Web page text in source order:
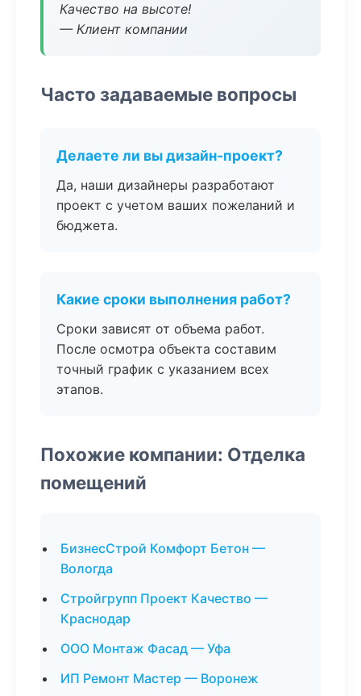
Качество на высоте!
— Клиент компании
Часто задаваемые вопросы
Делаете ли вы дизайн-проект?
Да, наши дизайнеры разработают
проект с учетом ваших пожеланий и
бюджета.
Какие сроки выполнения работ?
Сроки зависят от объема работ.
После осмотра объекта составим
точный график с указанием всех
этапов.
Похожие компании: Отделка
помещений
БизнесСтрой Комфорт Бетон —
Вологда
Стройгрупп Проект Качество —
Краснодар
ООО Монтаж Фасад — Уфа
ИП Ремонт Мастер — Воронеж